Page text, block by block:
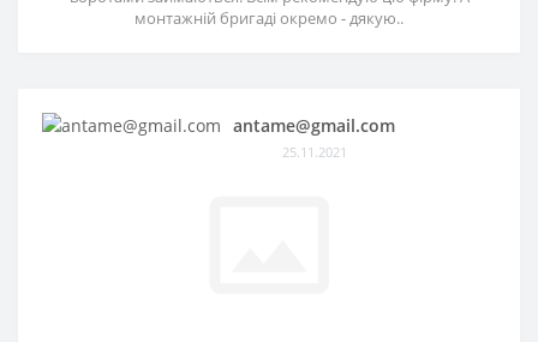
монтажній бригаді окремо - дякую..
antame@gmail.com
25.11.2021